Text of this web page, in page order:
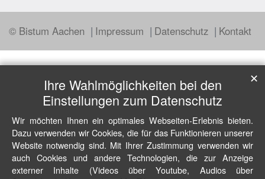
© Bistum Aachen Impressum Datenschutz Kontakt
Ihre Wahlmöglichkeiten bei den
Einstellungen zum Datenschutz
Wir möchten Ihnen ein optimales Webseiten-Erlebnis bieten.
Dazu verwenden wir Cookies, die für das Funktionieren unserer
Website notwendig sind. Mit Ihrer Zustimmung verwenden wir
auch Cookies und andere Technologien, die zur Anzeige
externer Inhalte (Videos über Youtube, Audios über
✕